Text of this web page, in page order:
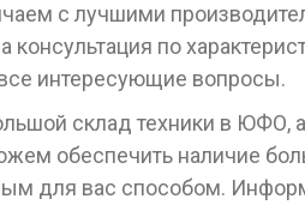
с лучшими
консультация по
интересующие вопросы.
склад техники в ЮФО, а
обеспечить наличие
для вас способом.